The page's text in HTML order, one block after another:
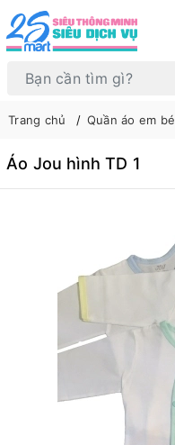
Trang chủ Quần áo em bé
Áo Jou hình TD 1